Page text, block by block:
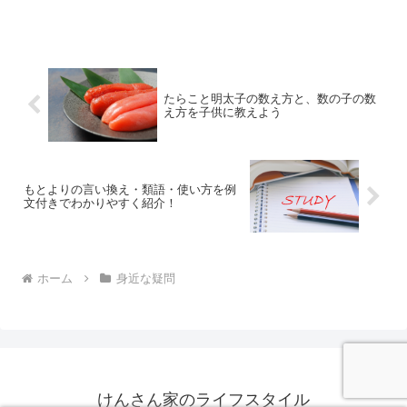
たらこと明太子の数え方と、数の子の数
え方を子供に教えよう
もとよりの言い換え・類語・使い方を例
文付きでわかりやすく紹介！
ホーム 身近な疑問
けんさん家のライフスタイル